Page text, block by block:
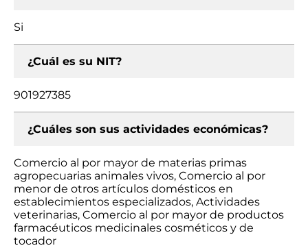
Si
¿Cuál es su NIT?
901927385
¿Cuáles son sus actividades económicas?
Comercio al por mayor de materias primas
agropecuarias animales vivos, Comercio al por
menor de otros artículos domésticos en
establecimientos especializados, Actividades
veterinarias, Comercio al por mayor de productos
farmacéuticos medicinales cosméticos y de
tocador